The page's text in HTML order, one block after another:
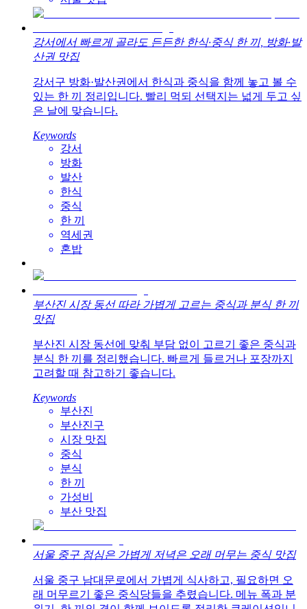
강서에서 빠르게 골라도 든든한 한식·중식 한 끼, 방화·발
산권 맛집
강서구 방화·발산권에서 한식과 중식을 함께 놓고 볼 수
있는 한 끼 정리입니다. 빨리 먹되 선택지는 넓게 두고 싶
은 날에 맞습니다.
Keywords
강서
방화
발산
한식
중식
한 끼
역세권
혼밥
부산진 시장 동선 따라 가볍게 고르는 중식과 분식 한 끼
맛집
부산진 시장 동선에 맞춰 부담 없이 고르기 좋은 중식과
분식 한 끼를 정리했습니다. 빠르게 들르거나 포장까지
고려할 때 참고하기 좋습니다.
Keywords
부산진
부산진구
시장 맛집
중식
분식
한 끼
가성비
부산 맛집
서울 중구 점심은 가볍게 저녁은 오래 머무는 중식 맛집
서울 중구 남대문로에서 가볍게 식사하고, 필요하면 오
래 머무르기 좋은 중식당들을 추렸습니다. 메뉴 폭과 분